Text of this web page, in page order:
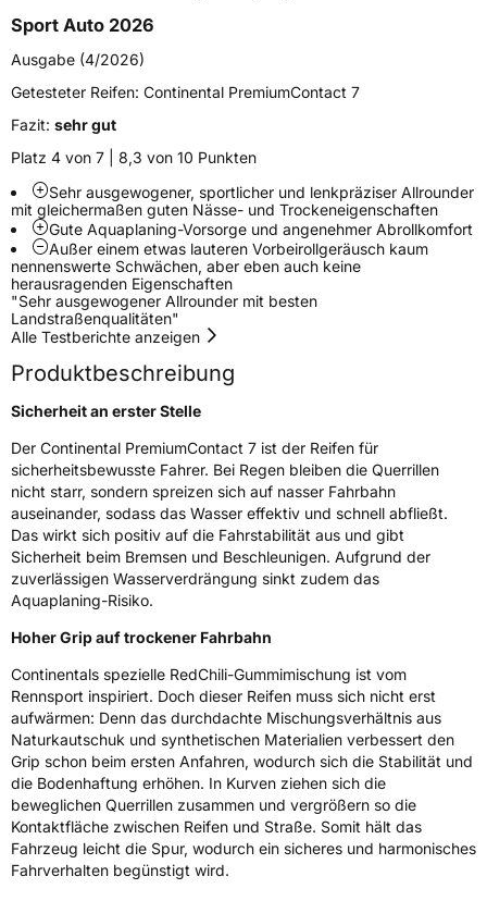
ElektroJa
EU Label
EffizienzC
NasshaftungA
Rollgeräusch (Klasse)B
Rollgeräusch (dB)72
3PMSF / Schneeflockensymbol / Alpine-Symbol
EPREL ID834107
Allgemeine Produktsicherheit (GPSR)
HerstellerkontaktContinental Reifen Deutschland GmbH
Continental-Plaza 1 30173 Hannover
Deutschland,
customerservice_tires@conti.de
Sport Auto 2026
Ausgabe (4/2026)
Getesteter Reifen: Continental PremiumContact 7
Fazit: sehr gut
Platz 4 von 7 | 8,3 von 10 Punkten
Sehr ausgewogener, sportlicher und lenkpräziser Allrounder
mit gleichermaßen guten Nässe- und Trockeneigenschaften
Gute Aquaplaning-Vorsorge und angenehmer Abrollkomfort
Außer einem etwas lauteren Vorbeirollgeräusch kaum
nennenswerte Schwächen, aber eben auch keine
herausragenden Eigenschaften
"Sehr ausgewogener Allrounder mit besten
Landstraßenqualitäten"
Alle Testberichte anzeigen
Produktbeschreibung
Sicherheit an erster Stelle
Der Continental PremiumContact 7 ist der Reifen für
sicherheitsbewusste Fahrer. Bei Regen bleiben die Querrillen
nicht starr, sondern spreizen sich auf nasser Fahrbahn
auseinander, sodass das Wasser effektiv und schnell abfließt.
Das wirkt sich positiv auf die Fahrstabilität aus und gibt
Sicherheit beim Bremsen und Beschleunigen. Aufgrund der
zuverlässigen Wasserverdrängung sinkt zudem das
Aquaplaning-Risiko.
Hoher Grip auf trockener Fahrbahn
Continentals spezielle RedChili-Gummimischung ist vom
Rennsport inspiriert. Doch dieser Reifen muss sich nicht erst
aufwärmen: Denn das durchdachte Mischungsverhältnis aus
Naturkautschuk und synthetischen Materialien verbessert den
Grip schon beim ersten Anfahren, wodurch sich die Stabilität und
die Bodenhaftung erhöhen. In Kurven ziehen sich die
beweglichen Querrillen zusammen und vergrößern so die
Kontaktfläche zwischen Reifen und Straße. Somit hält das
Fahrzeug leicht die Spur, wodurch ein sicheres und harmonisches
Fahrverhalten begünstigt wird.